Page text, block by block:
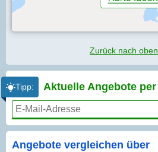
Zurück nach oben
Tipp: Aktuelle Angebote per
Angebote vergleichen über